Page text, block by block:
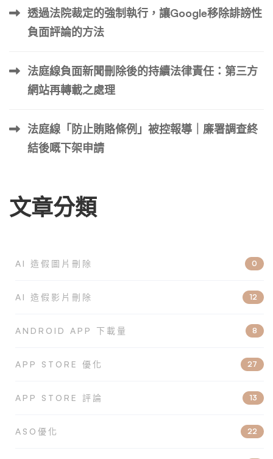
透過法院裁定的強制執行，讓Google移除誹謗性
負面評論的方法
法庭線負面新聞刪除後的持續法律責任：第三方
網站再轉載之處理
法庭線「防止賄賂條例」被控報導｜廉署調查終
結後嘅下架申請
文章分類
AI 造假圖片刪除 0
AI 造假影片刪除 12
ANDROID APP 下載量 8
APP STORE 優化 27
APP STORE 評論 13
ASO優化 22